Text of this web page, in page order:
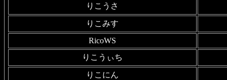
りこうさ
りこみす
RicoWS
りこうぃち
りこにん